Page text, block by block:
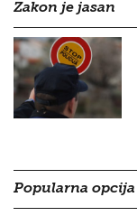
Zakon je jasan
Popularna opcija